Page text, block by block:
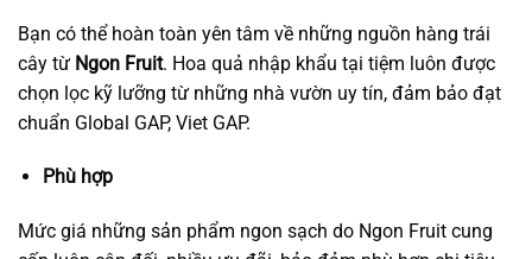
Bạn có thể hoàn toàn yên tâm về những nguồn hàng trái
cây từ Ngon Fruit. Hoa quả nhập khẩu tại tiệm luôn được
chọn lọc kỹ lưỡng từ những nhà vườn uy tín, đảm bảo đạt
chuẩn Global GAP, Viet GAP.
Phù hợp
Mức giá những sản phẩm ngon sạch do Ngon Fruit cung